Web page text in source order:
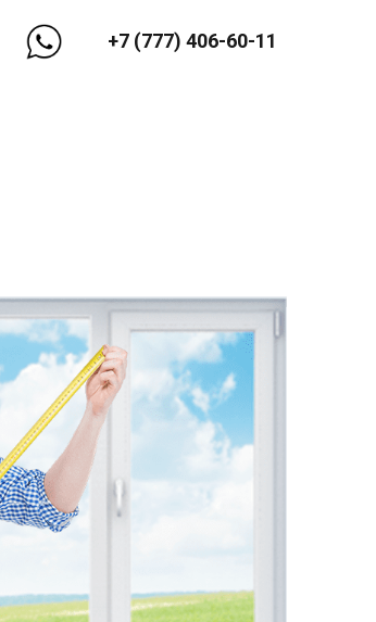
+7 (777) 406-60-11